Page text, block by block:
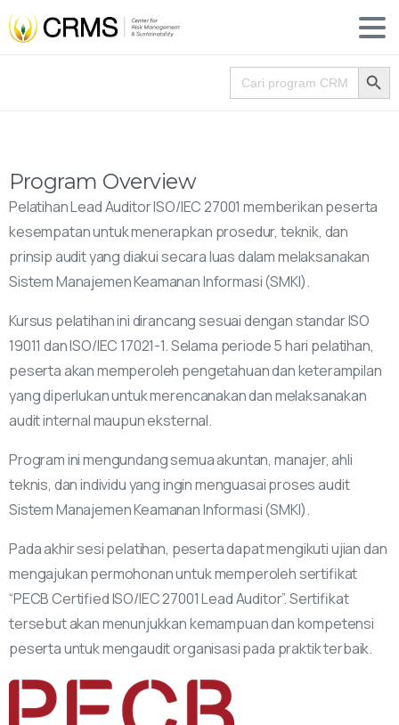
Search for:
Program Overview
Pelatihan Lead Auditor ISO/IEC 27001 memberikan peserta
kesempatan untuk menerapkan prosedur, teknik, dan
prinsip audit yang diakui secara luas dalam melaksanakan
Sistem Manajemen Keamanan Informasi (SMKI).
Kursus pelatihan ini dirancang sesuai dengan standar ISO
19011 dan ISO/IEC 17021-1. Selama periode 5 hari pelatihan,
peserta akan memperoleh pengetahuan dan keterampilan
yang diperlukan untuk merencanakan dan melaksanakan
audit internal maupun eksternal.
Program ini mengundang semua akuntan, manajer, ahli
teknis, dan individu yang ingin menguasai proses audit
Sistem Manajemen Keamanan Informasi (SMKI).
Pada akhir sesi pelatihan, peserta dapat mengikuti ujian dan
mengajukan permohonan untuk memperoleh sertifikat
“PECB Certified ISO/IEC 27001 Lead Auditor”. Sertifikat
tersebut akan menunjukkan kemampuan dan kompetensi
peserta untuk mengaudit organisasi pada praktik terbaik.